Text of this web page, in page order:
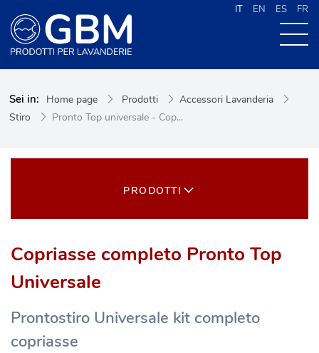
IT EN ES FR
PRODOTTI
CONTATTI
Sei in: Home page Prodotti
Accessori Lavanderia
Stiro
Pronto Top universale - Cop...
PRODOTTI
Copriasse completo Pronto Top
Universale
Prontostiro Universale kit completo
copriasse